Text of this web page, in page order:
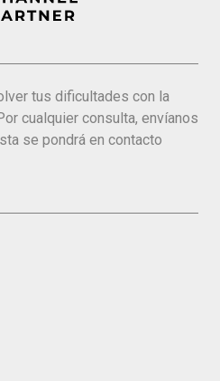
de antenas
y dispersión espectral
de vehículos
tus dificultades con la
cualquier consulta, envíanos
se pondrá en contacto